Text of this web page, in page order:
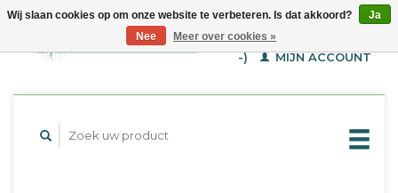
WINKELWAGEN (€--,-
-)
MIJN ACCOUNT
Wij slaan cookies op om onze website te verbeteren. Is dat akkoord?
Ja
Nee
Meer over cookies »